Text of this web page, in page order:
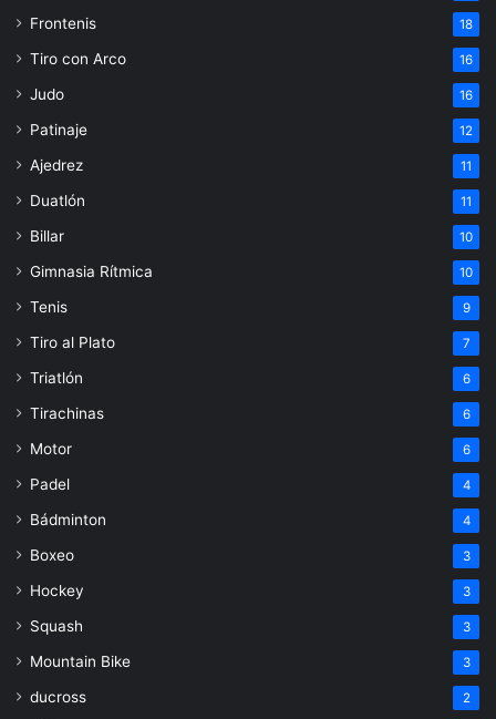
Frontenis 18
Tiro con Arco 16
Judo 16
Patinaje 12
Ajedrez 11
Duatlón 11
Billar 10
Gimnasia Rítmica 10
Tenis 9
Tiro al Plato 7
Triatlón 6
Tirachinas 6
Motor 6
Padel 4
Bádminton 4
Boxeo 3
Hockey 3
Squash 3
Mountain Bike 3
ducross 2